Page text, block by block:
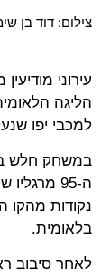
צילום: דוד בן
עירוני
הליגה
למכבי יפו
במשחק חלש
ה-95
נקודות מהקו
בלאומית.
לאחר סיבוב